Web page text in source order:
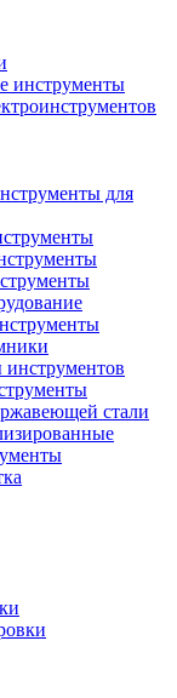
инструменты
для
стали